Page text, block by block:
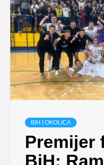
BIH I OKOLICA
Premijer
BiH: